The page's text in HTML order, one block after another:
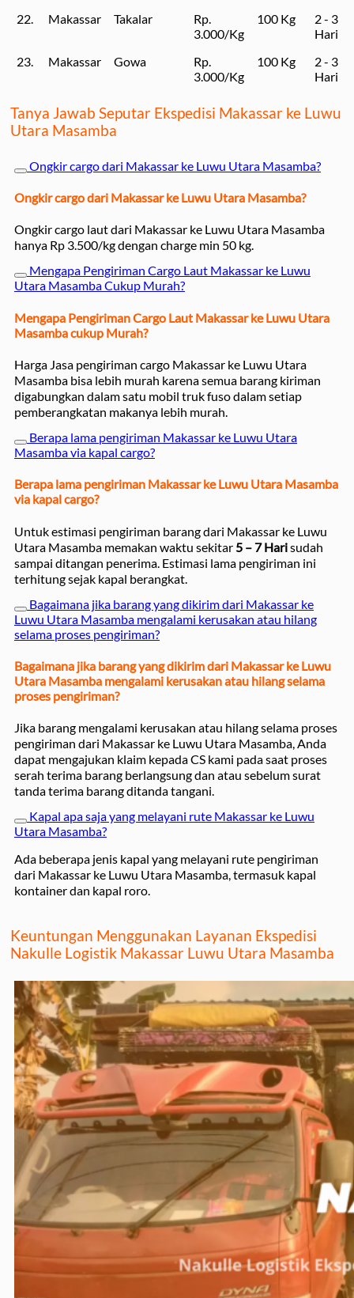
22. Makassar Takalar
Rp.
3.000/Kg
100 Kg
2 - 3
Hari
23.
Makassar Gowa
Rp.
3.000/Kg
100 Kg
2 - 3
Hari
Tanya Jawab Seputar Ekspedisi Makassar ke Luwu
Utara Masamba
Ongkir cargo dari Makassar ke Luwu Utara Masamba?
Ongkir cargo dari Makassar ke Luwu Utara Masamba?
Ongkir cargo laut dari Makassar ke Luwu Utara Masamba
hanya Rp 3.500/kg dengan charge min 50 kg.
Mengapa Pengiriman Cargo Laut Makassar ke Luwu
Utara Masamba Cukup Murah?
Mengapa Pengiriman Cargo Laut Makassar ke Luwu Utara
Masamba cukup Murah?
Harga Jasa pengiriman cargo Makassar ke Luwu Utara
Masamba bisa lebih murah karena semua barang kiriman
digabungkan dalam satu mobil truk fuso dalam setiap
pemberangkatan makanya lebih murah.
Berapa lama pengiriman Makassar ke Luwu Utara
Masamba via kapal cargo?
Berapa lama pengiriman Makassar ke Luwu Utara Masamba
via kapal cargo?
Untuk estimasi pengiriman barang dari Makassar ke Luwu
Utara Masamba memakan waktu sekitar 5 – 7 Harisudah
sampai ditangan penerima. Estimasi lama pengiriman ini
terhitung sejak kapal berangkat.
Bagaimana jika barang yang dikirim dari Makassar ke
Luwu Utara Masamba mengalami kerusakan atau hilang
selama proses pengiriman?
Bagaimana jika barang yang dikirim dari Makassar ke Luwu
Utara Masamba mengalami kerusakan atau hilang selama
proses pengiriman?
Jika barang mengalami kerusakan atau hilang selama proses
pengiriman dari Makassar ke Luwu Utara Masamba, Anda
dapat mengajukan klaim kepada CS kami pada saat proses
serah terima barang berlangsung dan atau sebelum surat
tanda terima barang ditanda tangani.
Kapal apa saja yang melayani rute Makassar ke Luwu
Utara Masamba?
Ada beberapa jenis kapal yang melayani rute pengiriman
dari Makassar ke Luwu Utara Masamba, termasuk kapal
kontainer dan kapal roro.
Keuntungan Menggunakan Layanan Ekspedisi
Nakulle Logistik Makassar Luwu Utara Masamba